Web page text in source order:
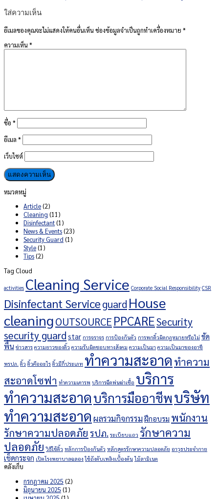
ใส่ความเห็น
อีเมลของคุณจะไม่แสดงให้คนอื่นเห็นช่องข้อมูลจำเป็นถูกทำเครื่องหมาย *
ความเห็น*
ชื่อ *
อีเมล *
เว็บไซต์
หมวดหมู่
Article(2)
Cleaning (11)
Disinfectant(1)
News & Events(23)
Security Guard (1)
Style(1)
Tips(2)
Tag Cloud
activities Cleaning Service Corporate Social Responsibility CSR
Disinfectant Serviceguard House
cleaningOUTSOURCE PPCARESecurity
security guard star การจราจร การป้องกันตัว การพกดิ้วผิดกฏหมายหรือไม่ ขัด
พื้น ข่าวสาร ความยาวของดิ้ว ความรับผิดชอบทางสังคม ความเป็นมา ความเป็นมาของอาชี
พรปภ. ดิ้ว ดิ้วคืออะไร ดิ้วมีกี่ประเภท ทำความสะอาด ทำความ
สะอาดโซฟา ทำความเคารพ บริการฉีดพ่นฆ่าเชื้อ บริการ
ทำความสะอาดบริการมืออาชีพบริษัท
ทำความสะอาด ผลรวมกิจกรรมฝึกอบรม พนักงาน
รักษาความปลอดภัย รปภ. ระเบียบแถว รักษาความ
ปลอดภัย วิธีใช้ดิ้ว หลักการป้องกันตัว หลักสูตรรักษาความปลอดภัย อาวุธประจำกาย
เช็ดกระจก เปิดโรงพยาบาลฉลอง ใช้ถังดับเพลิงเบื้องต้น ไม้ลามิเนต
คลังเก็บ
กรกฎาคม 2025 (2)
มิถุนายน 2025 (1)